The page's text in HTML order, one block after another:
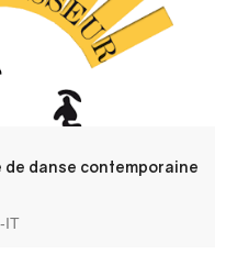
danse contemporaine
IT